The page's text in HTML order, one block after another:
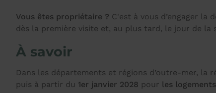
Vous êtes propriétaire ? C'est à vous d’engager la
dès la première visite et, au plus tard, le jour de la
À savoir
Dans les départements et régions d’outre-mer, la
puis à partir du 1er janvier 2028 pour les logements